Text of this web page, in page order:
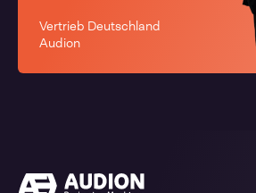
Vertrieb Deutschland
Audion